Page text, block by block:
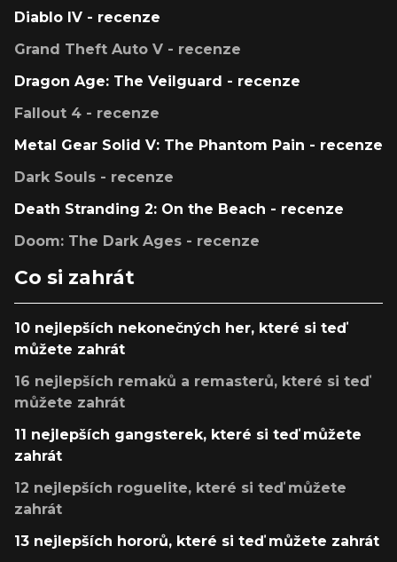
Diablo IV - recenze
Grand Theft Auto V - recenze
Dragon Age: The Veilguard - recenze
Fallout 4 - recenze
Metal Gear Solid V: The Phantom Pain - recenze
Dark Souls - recenze
Death Stranding 2: On the Beach - recenze
Doom: The Dark Ages - recenze
Co si zahrát
10 nejlepších nekonečných her, které si teď
můžete zahrát
16 nejlepších remaků a remasterů, které si teď
můžete zahrát
11 nejlepších gangsterek, které si teď můžete
zahrát
12 nejlepších roguelite, které si teď můžete
zahrát
13 nejlepších hororů, které si teď můžete zahrát